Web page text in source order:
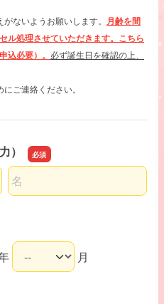
ないようお願いします。 月齢を間
ル処理させていただきます。こちら
込必要）。 必ず誕生日を確認の上、
ご連絡ください。
）
名前の名
月